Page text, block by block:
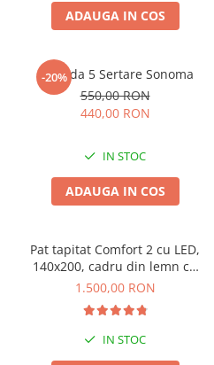
ADAUGA IN COS
-20%
Comoda 5 Sertare Sonoma
550,00 RON
440,00 RON
IN STOC
ADAUGA IN COS
Pat tapitat Comfort 2 cu LED,
140x200, cadru din lemn cu
somiera fixa, culoare Gri
1.500,00 RON
IN STOC